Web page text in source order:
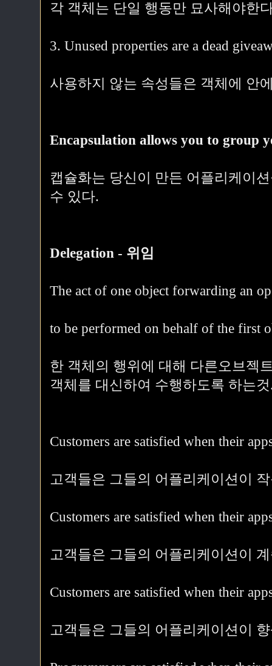
각 객체는 단일 행동만 묘사해야한
3. Unused properties are a dead
사용하지 않는 속성들은 객체에 안
Encapsulation allows you to group
캡슐화는 당신이 만든 어플리케이
수 있다.
Delegation - 위임
The act of one object forwarding an
to be performed on behalf of the first
한 객체의 행위에 대해 다른오브젝
객체를 대신하여 수행하도록 하는
Customers are satisfied when their
고객들은 그들의 어플리케이션이
Customers are satisfied when their
고객들은 그들의 어플리케이션이
Customers are satisfied when their
고객들은 그들의 어플리케이션이